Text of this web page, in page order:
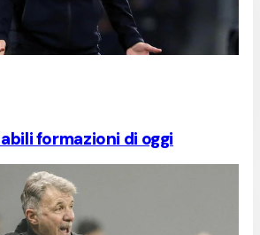
formazioni di oggi